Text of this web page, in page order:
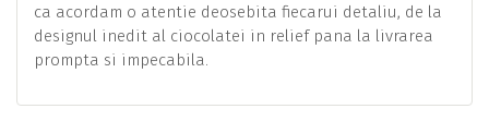
ca acordam o atentie deosebita fiecarui detaliu, de la
designul inedit al ciocolatei in relief pana la livrarea
prompta si impecabila.